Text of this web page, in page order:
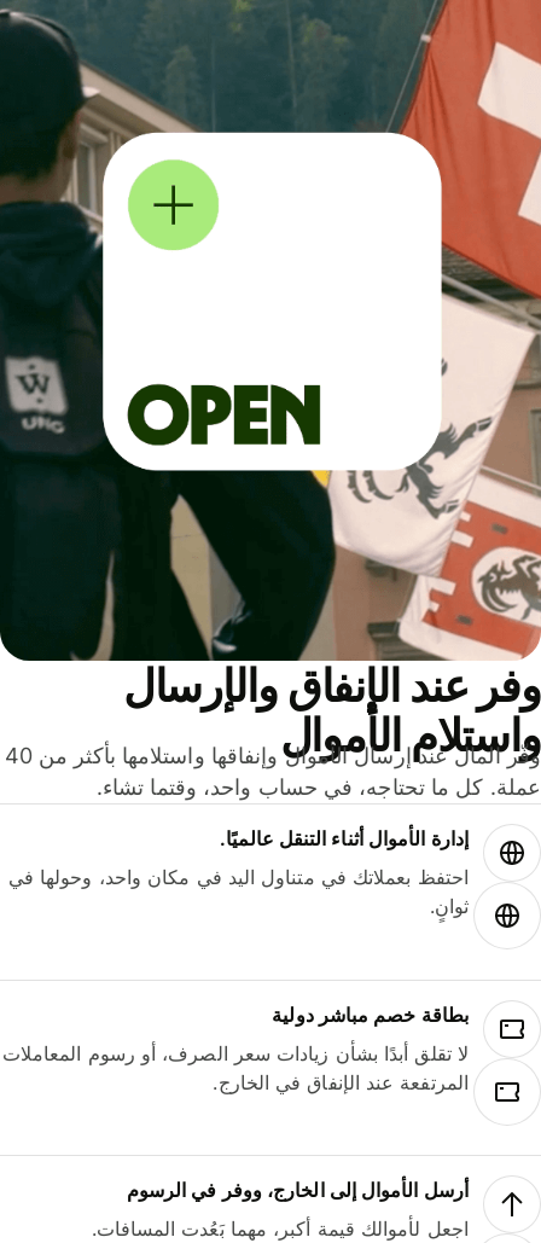
عند الإنفاق والإرسال
الأموال
وفّر المال عند إرسال الأموال وإنفاقها واستلامها بأكثر من 40
كل ما تحتاجه، في حساب واحد، وقتما تشاء.
إدارة الأموال أثناء التنقل عالميًا.
احتفظ بعملاتك في متناول اليد في مكان واحد، وحولها في
ثوانٍ.
بطاقة خصم مباشر دولية
لا تقلق أبدًا بشأن زيادات سعر الصرف، أو رسوم المعاملات
المرتفعة عند الإنفاق في الخارج.
أرسل الأموال إلى الخارج، ووفر في الرسوم
اجعل لأموالك قيمة أكبر، مهما بَعُدت المسافات.